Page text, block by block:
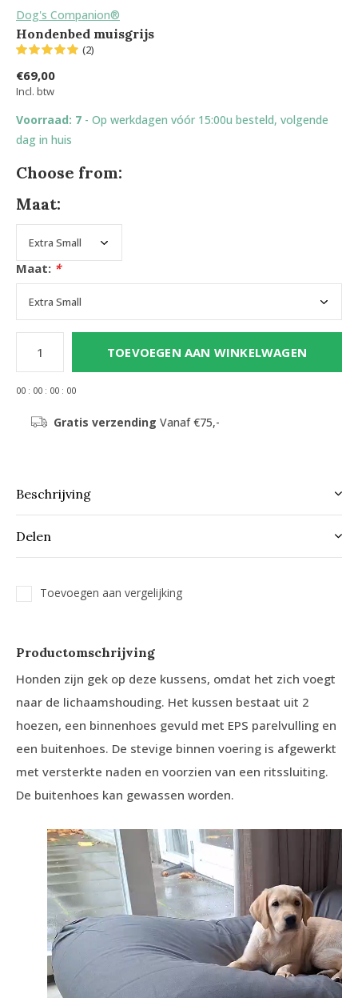
Dog's Companion®
Hondenbed muisgrijs
(2)
€69,00
Incl. btw
Voorraad: 7 - Op werkdagen vóór 15:00u besteld, volgende
dag in huis
Choose from:
Maat:
Maat: *
TOEVOEGEN AAN WINKELWAGEN
00 : 00 : 00 : 00
Gratis verzending Vanaf €75,-
Beschrijving
Delen
Toevoegen aan vergelijking
Productomschrijving
Honden zijn gek op deze kussens, omdat het zich voegt
naar de lichaamshouding. Het kussen bestaat uit 2
hoezen, een binnenhoes gevuld met EPS parelvulling en
een buitenhoes. De stevige binnen voering is afgewerkt
met versterkte naden en voorzien van een ritssluiting.
De buitenhoes kan gewassen worden.